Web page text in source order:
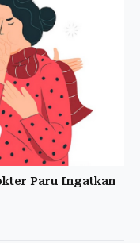
Paru Ingatkan